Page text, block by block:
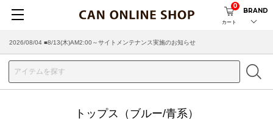
カート
0
BRAND
2026/07/29 ■【お知らせ】ヤマト運輸の配送遅延・停止について
トップス（ブルー/青系）